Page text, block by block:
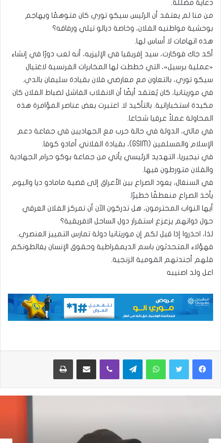
دعاية مضللة.
من منا لم يعتقد أن الرئيس سيكو توري كان متوهمًا ويهاجم
بوحشية مواطنيه الفلان، وخاصة ديالو تيلي ورفاقه؟
هذه اتهامات لا أساس لها.
أكد جاك فوكارت، سيد إفريقيا في الإليزيه، أنه لعب دورًا في إنشاء
«عملية برسيل»، التي خططت لها المخابرات الفرنسية لاغتيال
سيكو توري، بالتعاون مع معارضي فلان بقيادة سليمان بالدي.
في موريتانيا، كان يُعتقد أيضًا أن الانقلاب الفاشل لضباط الفلان كان
مكيدة استخباراتية. بالتأكيد لا. اعتبرت بعض عناصر المؤامرة هذه
المحاولة عملاً عرقيا شجاعا.
في مالي، الدولة في حالة حرب مع الجهاديين في جماعة دعم
الإسلام والمسلمين (GSIM)، بقيادة الفلاني أمادو كوفا.
في نيجيريا، التهديد الرئيسي يأتي من جماعة بوكو حرام الجهادية
والفلان متورطون فيها.
في السنغال، يعود الصراع بين الأعراق إلى قضية مامادو ديا واليوم
يأخذ الصراع منعطفًا خطيرًا.
أيها النواب المحترمون، هل تدركون الآن أن تمركز الفلان العرقي
حول ذواتهم يزعزع استقرار دول الساحل الافريقية؟
لذا، احذروا إذا قيل لكم إن موريتانيا دولة تمارس التمييز العنصري.
فهؤلاء المتحدثون باسم الديمقراطية وحقوق الإنسان يغالطونكم
فلهم أجندتهم القومية الزنجية.
اعل ولد اصنيبه
واتساب تيلقرام ڤايبر مشاركة عبر البريد طباعة